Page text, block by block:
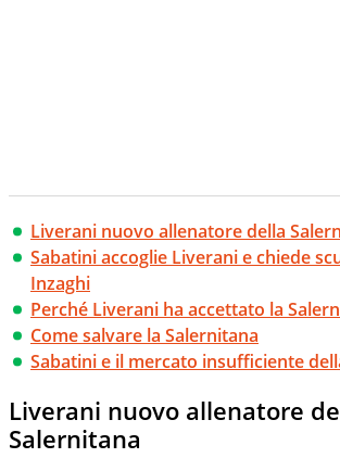
Liverani nuovo allenatore della
Sabatini accoglie Liverani e chiede
Inzaghi
Perché Liverani ha accettato la
Come salvare la Salernitana
Sabatini e il mercato insufficiente
Liverani nuovo allenatore
Salernitana